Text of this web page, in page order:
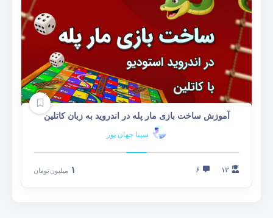
آموزش ساخت بازی مار پله در اندروید به زبان کاتلین
سینا جهان پور
۱۳ ۶ ۱ میلیونتومان